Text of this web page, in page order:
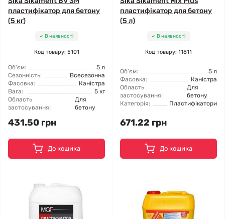
пластифікатор для бетону
(5 кг)
В наявності
Код товару: 5101
Об'єм:
5 л
Сезонність:
Всесезонна
Фасовка:
Каністра
Вага:
5 кг
Область
застосування:
Для
бетону
431.50 грн
До кошика
пластифікатор для бетону
(5 л)
В наявності
Код товару: 11811
Об'єм:
5 л
Фасовка:
Каністра
Область
застосування:
Для
бетону
Категорія:
Пластифікатори
671.22 грн
До кошика